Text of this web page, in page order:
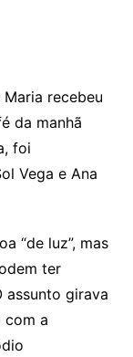
recebeu
da manhã
foi
Vega e Ana
“de luz”, mas
ter
assunto girava
com a